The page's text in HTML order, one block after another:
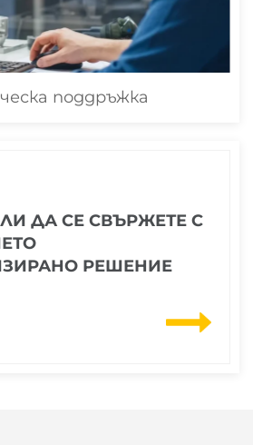
поддръжка
ДА СЕ СВЪРЖЕТЕ С
РЕШЕНИЕ